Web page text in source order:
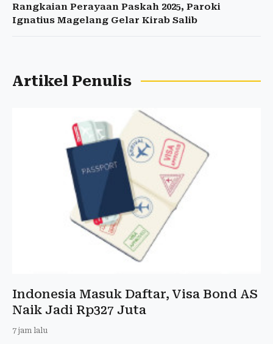
Rangkaian Perayaan Paskah 2025, Paroki
Ignatius Magelang Gelar Kirab Salib
Artikel Penulis
Indonesia Masuk Daftar, Visa Bond AS
Naik Jadi Rp327 Juta
7 jam lalu